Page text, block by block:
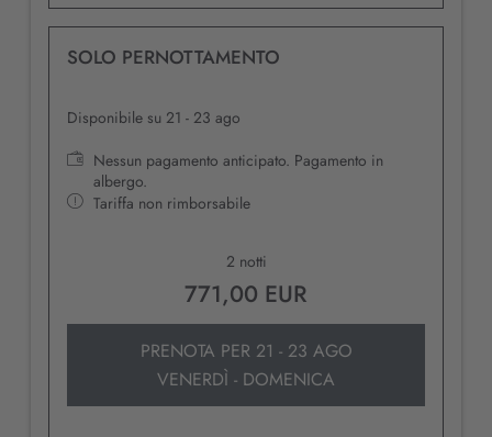
SOLO PERNOTTAMENTO
Disponibile su 21 - 23 ago
Nessun pagamento anticipato. Pagamento in
albergo.
Tariffa non rimborsabile
2 notti
771,00 EUR
PRENOTA PER 21 - 23 AGO
VENERDÌ - DOMENICA